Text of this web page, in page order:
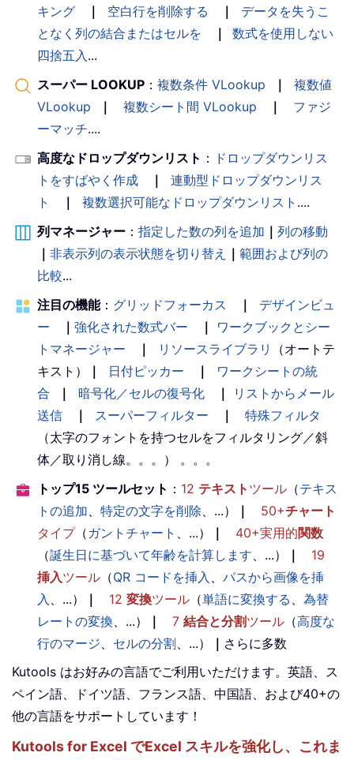
キング ｜ 空白行を削除する ｜
データを失うこ
となく列の結合またはセルを
｜
数式を使用しない
四捨五入 ...
スーパー LOOKUP ： 複数条件 VLookup ｜
複数値
VLookup
｜ 複数シート間 VLookup ｜
ファジ
ーマッチ....
高度なドロップダウンリスト ： ドロップダウンリス
トをすばやく作成
｜
連動型ドロップダウンリス
ト
｜ 複数選択可能なドロップダウンリスト ....
列マネージャー ： 指定した数の列を追加 ｜ 列の移動
｜ 非表示列の表示状態を切り替え ｜ 範囲および列の
比較...
注目の機能： グリッドフォーカス ｜
デザインビュ
ー
｜ 強化された数式バー ｜
ワークブックとシー
トマネージャー
｜ リソースライブラリ
（オートテ
キスト）
｜ 日付ピッカー ｜
ワークシートの統
合
｜ 暗号化／セルの復号化 ｜
リストからメール
送信
｜ スーパーフィルター ｜
特殊フィルタ
（太字のフォントを持つセルをフィルタリング／斜
体／取り消し線。。。） 。。。
トップ15 ツールセット ： 12 テキスト ツール （テキス
トの追加
特定の文字を削除 、...） ｜ 50+チャート
タイプ（ ガントチャート 、...） ｜ 40+実用的関数
（誕生日に基づいて年齢を計算します 、...） ｜
19
挿入ツール （QR コードを挿入
パスから画像を挿
入
、...） ｜ 12 変換ツール （単語に変換する
為替
レートの変換 、...） ｜ 7 結合と分割ツール （高度な
行のマージ
セルの分割 、...） ｜ さらに多数
Kutools はお好みの言語でご利用いただけます。英語、ス
ペイン語、ドイツ語、フランス語、中国語、および40+の
他の言語をサポートしています！
Kutools for Excel でExcel スキルを強化し、これま